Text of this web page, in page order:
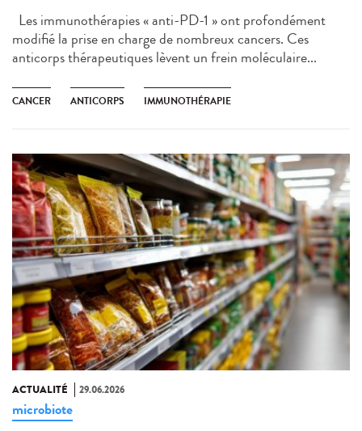
Les immunothérapies « anti-PD-1 » ont profondément
modifié la prise en charge de nombreux cancers. Ces
anticorps thérapeutiques lèvent un frein moléculaire...
CANCER ANTICORPS IMMUNOTHÉRAPIE
ACTUALITÉ 29.06.2026
microbiote